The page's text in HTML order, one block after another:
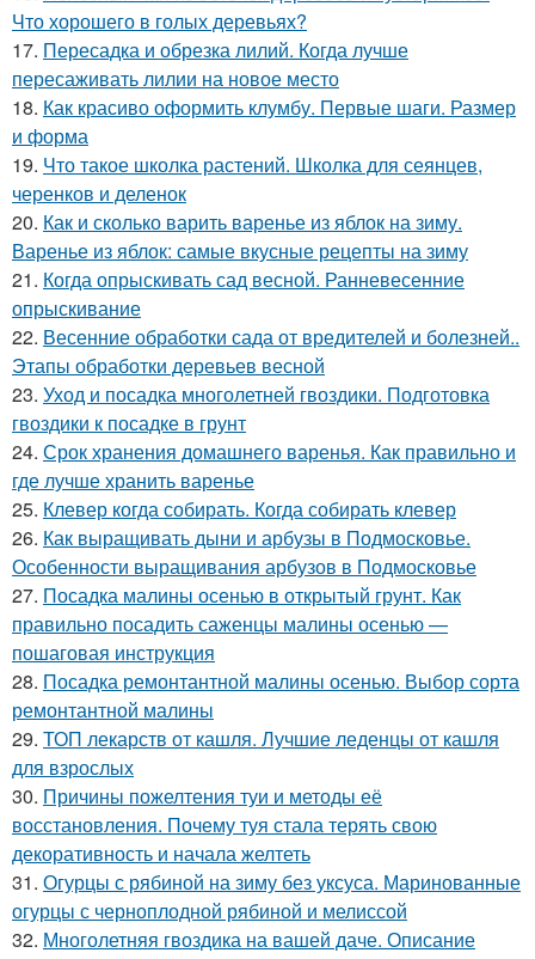
Что хорошего в голых деревьях?
17. Пересадка и обрезка лилий. Когда лучше
пересаживать лилии на новое место
18. Как красиво оформить клумбу. Первые шаги. Размер
и форма
19. Что такое школка растений. Школка для сеянцев,
черенков и деленок
20. Как и сколько варить варенье из яблок на зиму.
Варенье из яблок: самые вкусные рецепты на зиму
21. Когда опрыскивать сад весной. Ранневесенние
опрыскивание
22. Весенние обработки сада от вредителей и болезней..
Этапы обработки деревьев весной
23. Уход и посадка многолетней гвоздики. Подготовка
гвоздики к посадке в грунт
24. Срок хранения домашнего варенья. Как правильно и
где лучше хранить варенье
25. Клевер когда собирать. Когда собирать клевер
26. Как выращивать дыни и арбузы в Подмосковье.
Особенности выращивания арбузов в Подмосковье
27. Посадка малины осенью в открытый грунт. Как
правильно посадить саженцы малины осенью —
пошаговая инструкция
28. Посадка ремонтантной малины осенью. Выбор сорта
ремонтантной малины
29. ТОП лекарств от кашля. Лучшие леденцы от кашля
для взрослых
30. Причины пожелтения туи и методы её
восстановления. Почему туя стала терять свою
декоративность и начала желтеть
31. Огурцы с рябиной на зиму без уксуса. Маринованные
огурцы с черноплодной рябиной и мелиссой
32. Многолетняя гвоздика на вашей даче. Описание